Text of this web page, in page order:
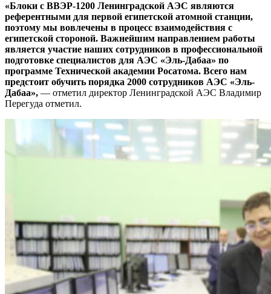
«Блоки с ВВЭР-1200 Ленинградской АЭС являются
референтными для первой египетской атомной станции,
поэтому мы вовлечены в процесс взаимодействия с
египетской стороной. Важнейшим направлением работы
является участие наших сотрудников в профессиональной
подготовке специалистов для АЭС «Эль-Дабаа» по
программе Технической академии Росатома. Всего нам
предстоит обучить порядка 2000 сотрудников АЭС «Эль-
Дабаа», — отметил директор Ленинградской АЭС Владимир
Перегуда отметил.